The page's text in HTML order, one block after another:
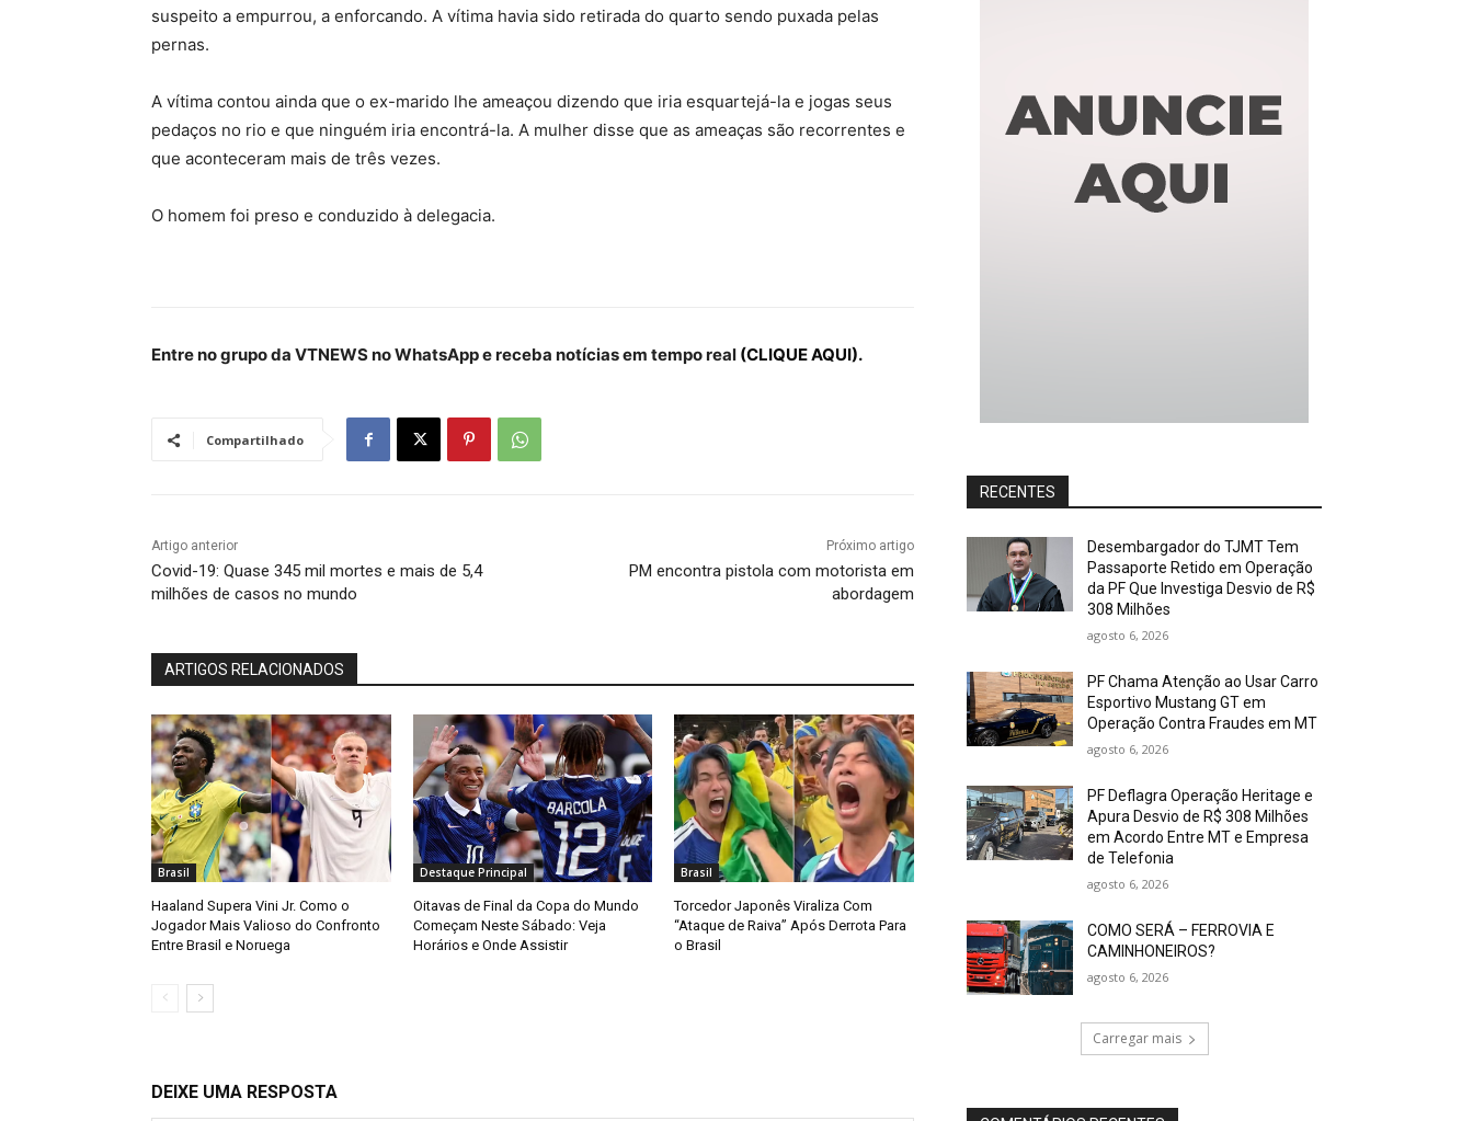
suspeito a empurrou, a enforcando. A vítima havia sido retirada do quarto sendo puxada pelas
pernas.
A vítima contou ainda que o ex-marido lhe ameaçou dizendo que iria esquartejá-la e jogas seus
pedaços no rio e que ninguém iria encontrá-la. A mulher disse que as ameaças são recorrentes e
que aconteceram mais de três vezes.
O homem foi preso e conduzido à delegacia.
Entre no grupo da VTNEWS no WhatsApp e receba notícias em tempo real (CLIQUE AQUI).
Compartilhado
Artigo anterior
Covid-19: Quase 345 mil mortes e mais de 5,4
milhões de casos no mundo
Próximo artigo
PM encontra pistola com motorista em
abordagem
ARTIGOS RELACIONADOS
Brasil
Haaland Supera Vini Jr. Como o
Jogador Mais Valioso do Confronto
Entre Brasil e Noruega
Destaque Principal
Oitavas de Final da Copa do Mundo
Começam Neste Sábado: Veja
Horários e Onde Assistir
Brasil
Torcedor Japonês Viraliza Com
“Ataque de Raiva” Após Derrota Para
o Brasil
DEIXE UMA RESPOSTA
RECENTES
Desembargador do TJMT Tem
Passaporte Retido em Operação
da PF Que Investiga Desvio de R$
308 Milhões
agosto 6, 2026
PF Chama Atenção ao Usar Carro
Esportivo Mustang GT em
Operação Contra Fraudes em MT
agosto 6, 2026
PF Deflagra Operação Heritage e
Apura Desvio de R$ 308 Milhões
em Acordo Entre MT e Empresa
de Telefonia
agosto 6, 2026
COMO SERÁ – FERROVIA E
CAMINHONEIROS?
agosto 6, 2026
Carregar mais